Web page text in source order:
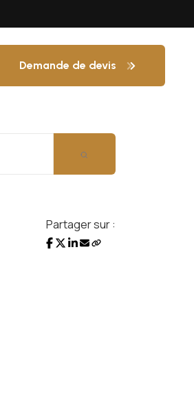
Demande de devis
Partager sur :